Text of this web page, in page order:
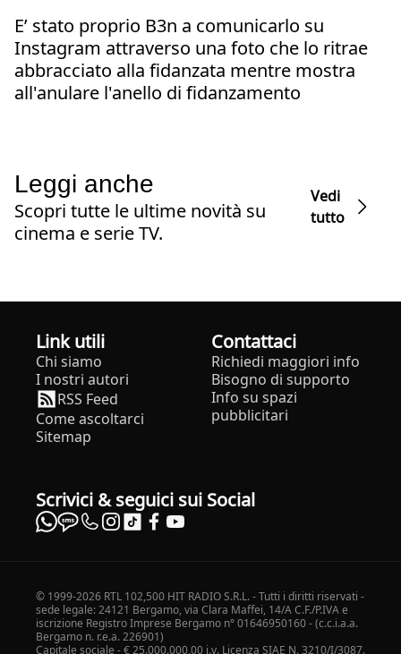
E’ stato proprio B3n a comunicarlo su
Instagram attraverso una foto che lo ritrae
abbracciato alla fidanzata mentre mostra
all'anulare l'anello di fidanzamento
Leggi anche
Scopri tutte le ultime novità su
cinema e serie TV.
Vedi
tutto
Link utili
Chi siamo
I nostri autori
RSS Feed
Come ascoltarci
Sitemap
Contattaci
Richiedi maggiori info
Bisogno di supporto
Info su spazi
pubblicitari
Scrivici & seguici sui Social
© 1999-2026 RTL 102,500 HIT RADIO S.R.L. - Tutti i diritti riservati -
sede legale: 24121 Bergamo, via Clara Maffei, 14/A C.F./P.IVA e
iscrizione Registro Imprese Bergamo n° 01646950160 - (c.c.i.a.a.
Bergamo n. r.e.a. 226901)
Capitale sociale - € 25.000.000,00 i.v. Licenza SIAE N. 3210/I/3087.